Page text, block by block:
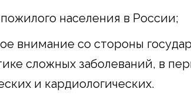
населения в России;
внимание со стороны
сложных заболеваний, в
и кардиологических.